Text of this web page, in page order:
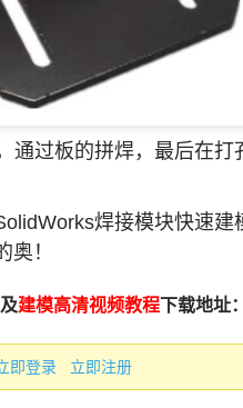
通过板的拼焊，最后在
焊接模块快速建
！
及建模高清视频教程下载地址：
即登录 立即注册